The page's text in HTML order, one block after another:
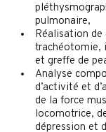
pulmonaire,
Réalisation
trachéotomie,
et greffe de
Analyse
d’activité et
de la force
locomotrice,
dépression et